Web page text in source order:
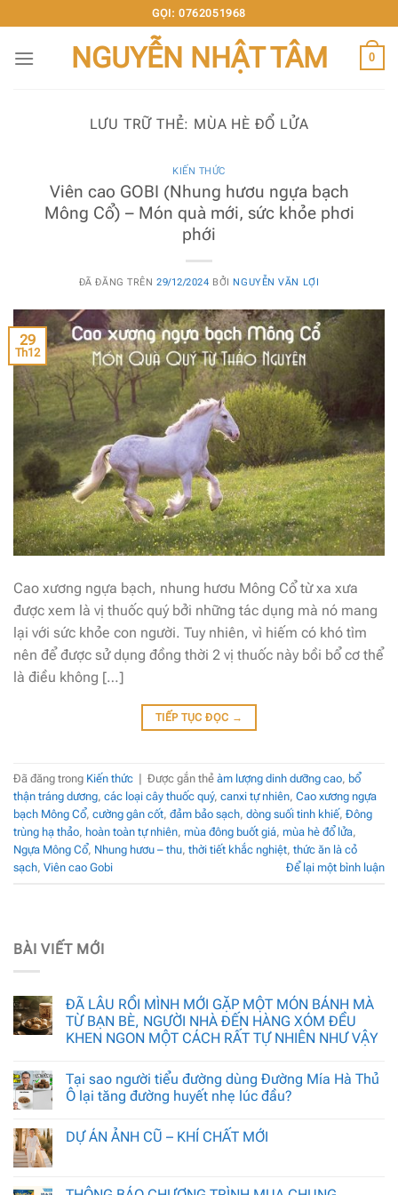
đến
nội
GỌI: 0762051968
NGUYỄN NHẬT TÂM 0
LƯU TRỮ THẺ: MÙA HÈ ĐỔ LỬA
KIẾN THỨC
Viên cao GOBI (Nhung hươu ngựa bạch
Mông Cổ) – Món quà mới, sức khỏe phơi
phới
ĐÃ ĐĂNG TRÊN 29/12/2024 BỞI NGUYỄN VĂN LỢI
29
Th12
Cao xương ngựa bạch, nhung hươu Mông Cổ từ xa xưa
được xem là vị thuốc quý bởi những tác dụng mà nó mang
lại với sức khỏe con người. Tuy nhiên, vì hiếm có khó tìm
nên để được sử dụng đồng thời 2 vị thuốc này bồi bổ cơ thể
là điều không […]
TIẾP TỤC ĐỌC →
Đã đăng trong Kiến thức Được gắn thẻ àm lượng dinh dưỡng cao, bổ
thận tráng dương, các loại cây thuốc quý, canxi tự nhiên, Cao xương ngựa
bạch Mông Cổ, cường gân cốt, đảm bảo sạch, dòng suối tinh khiế, Đông
trùng hạ thảo, hoàn toàn tự nhiên, mùa đông buốt giá, mùa hè đổ lửa,
Ngựa Mông Cổ, Nhung hươu – thu, thời tiết khắc nghiệt, thức ăn là cỏ
sạch, Viên cao Gobi Để lại một bình luận
BÀI VIẾT MỚI
ĐÃ LÂU RỒI MÌNH MỚI GẶP MỘT MÓN BÁNH MÀ
TỪ BẠN BÈ, NGƯỜI NHÀ ĐẾN HÀNG XÓM ĐỀU
KHEN NGON MỘT CÁCH RẤT TỰ NHIÊN NHƯ VẬY
Tại sao người tiểu đường dùng Đường Mía Hà Thủ
Ô lại tăng đường huyết nhẹ lúc đầu?
DỰ ÁN ẢNH CŨ – KHÍ CHẤT MỚI